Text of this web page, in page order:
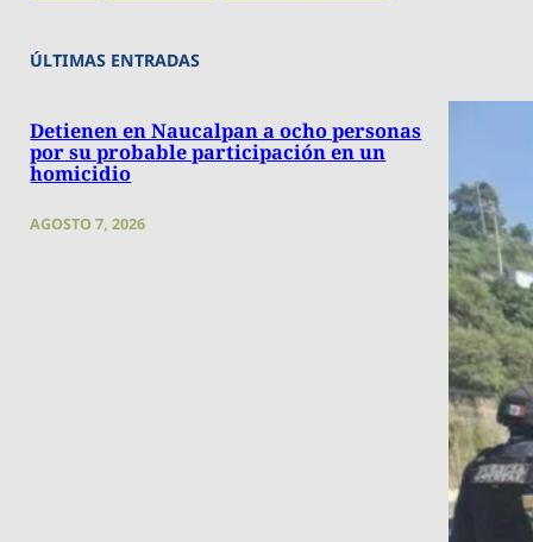
ÚLTIMAS ENTRADAS
Detienen en Naucalpan a ocho personas
por su probable participación en un
homicidio
AGOSTO 7, 2026